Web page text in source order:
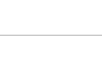
Mo i Rana -